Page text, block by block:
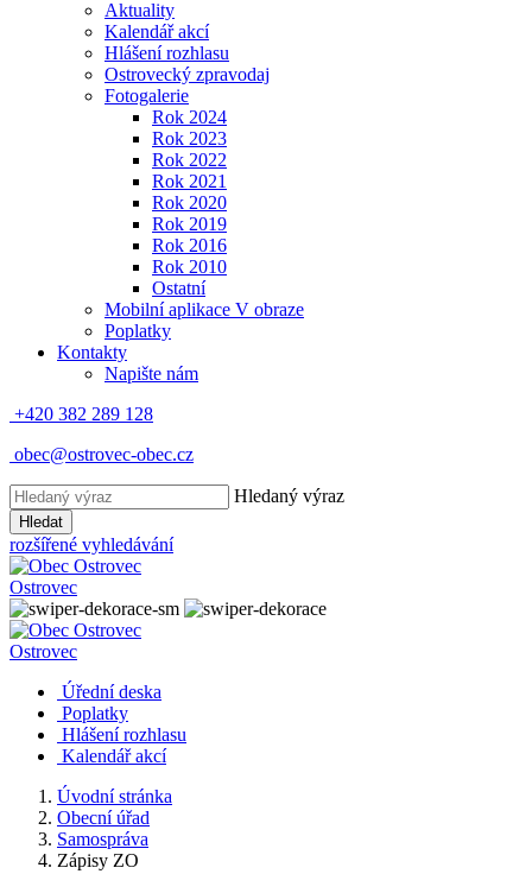
Aktuality
Kalendář akcí
Hlášení rozhlasu
Ostrovecký zpravodaj
Fotogalerie
Rok 2024
Rok 2023
Rok 2022
Rok 2021
Rok 2020
Rok 2019
Rok 2016
Rok 2010
Ostatní
Mobilní aplikace V obraze
Poplatky
Kontakty
Napište nám
+420 382 289 128
obec@ostrovec-obec.cz
Hledaný výraz
Hledat
rozšířené vyhledávání
Ostrovec
Ostrovec
Úřední deska
Poplatky
Hlášení rozhlasu
Kalendář akcí
Úvodní stránka
Obecní úřad
Samospráva
Zápisy ZO